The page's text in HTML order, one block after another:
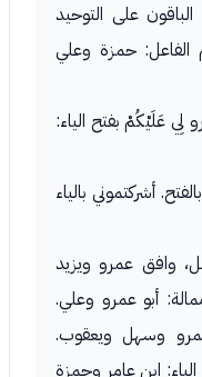
على التوحيد
حمزة وعلي
لِي عَلَيْكُمْ بفتح الياء:
أشركتموني بالياء
وافق عمرو ويزيد
أبو عمرو وعلي.
عمرو وسهل ويعقوب.
ابن عامر وحمزة